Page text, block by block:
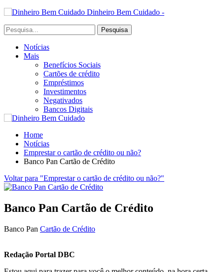
Dinheiro Bem Cuidado -
Notícias
Mais
Benefícios Sociais
Cartões de crédito
Empréstimos
Investimentos
Negativados
Bancos Digitais
Home
Notícias
Emprestar o cartão de crédito ou não?
Banco Pan Cartão de Crédito
Voltar para "Emprestar o cartão de crédito ou não?"
Banco Pan Cartão de Crédito
Banco Pan Cartão de Crédito
Redação Portal DBC